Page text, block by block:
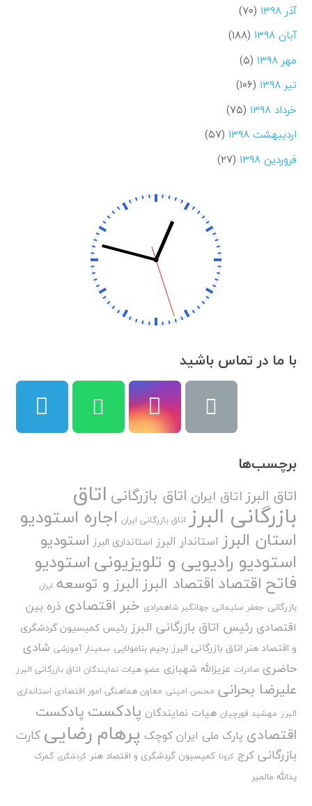
آذر ۱۳۹۸
(۷۰)
آبان ۱۳۹۸
(۱۸۸)
مهر ۱۳۹۸
(۵)
تیر ۱۳۹۸
(۱۰۶)
خرداد ۱۳۹۸
(۷۵)
اردیبهشت ۱۳۹۸
(۵۷)
فروردین ۱۳۹۸
(۲۷)
با ما در تماس باشید
برچسب‌ها
اتاق البرز اتاق ایران اتاق بازرگانی اتاق
بازرگانی البرز اتاق بازرگانی ایران اجاره استودیو
استان البرز استاندار البرز استانداری البرز استودیو
استودیو رادیویی و تلویزیونیاستودیو
فاتح اقتصاد اقتصاد البرزالبرز و توسعه ایران
بازرگانی جعفر سلیمانی جهانگیر شاهمرادی خبر اقتصادی ذره بین
اقتصادی رئیس اتاق بازرگانی البرز رئیس کمیسیون گردشگری
و اقتصاد هنر اتاق بازرگانی البرز رحیم بنامولایی سمینار آموزشی شادی
حاضری صادرات عزیزالله شهبازی عضو هیات نمایندگان اتاق بازرگانی البرز
علیرضا بحرانی محسن امینی معاون هماهنگی امور اقتصادی استانداری
البرز مهشید قورچیان هیات نمایندگان پادکست پادکست
اقتصادی پارک ملی ایران کوچک پرهام رضایی کارت
بازرگانی کرج کرونا کمیسیون گردشگری و اقتصاد هنر گردشگری گمرک
یدالله مالمیر